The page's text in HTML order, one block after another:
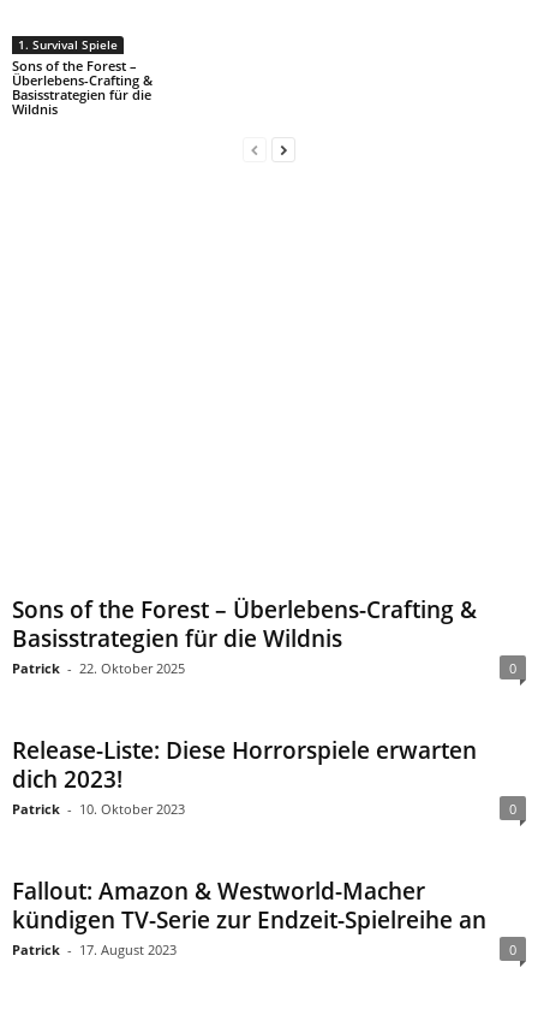
1. Survival Spiele
Sons of the Forest –
Überlebens-Crafting &
Basisstrategien für die
Wildnis
Sons of the Forest – Überlebens-Crafting &
Basisstrategien für die Wildnis
Patrick - 22. Oktober 2025 0
Release-Liste: Diese Horrorspiele erwarten
dich 2023!
Patrick - 10. Oktober 2023 0
Fallout: Amazon & Westworld-Macher
kündigen TV-Serie zur Endzeit-Spielreihe an
Patrick - 17. August 2023 0